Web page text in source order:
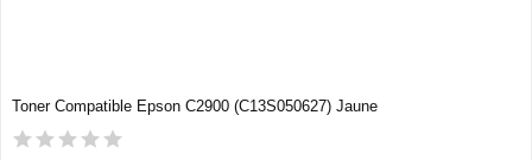
Toner Compatible Epson C2900 (C13S050627) Jaune